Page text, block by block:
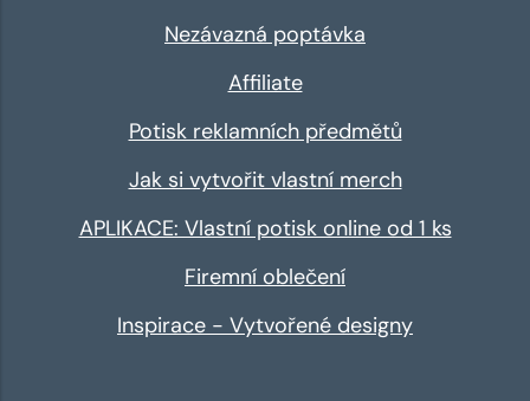
Nezávazná poptávka
Affiliate
Potisk reklamních předmětů
Jak si vytvořit vlastní merch
APLIKACE: Vlastní potisk online od 1 ks
Firemní oblečení
Inspirace - Vytvořené designy